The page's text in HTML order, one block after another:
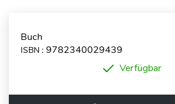
Buch
ISBN : 9782340029439
Verfügbar